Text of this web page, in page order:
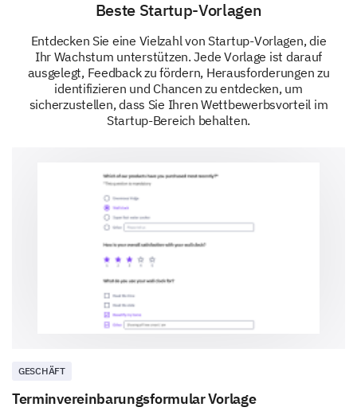
Beste Startup-Vorlagen
Entdecken Sie eine Vielzahl von Startup-Vorlagen, die
Ihr Wachstum unterstützen. Jede Vorlage ist darauf
ausgelegt, Feedback zu fördern, Herausforderungen zu
identifizieren und Chancen zu entdecken, um
sicherzustellen, dass Sie Ihren Wettbewerbsvorteil im
Startup-Bereich behalten.
GESCHÄFT
Terminvereinbarungsformular Vorlage